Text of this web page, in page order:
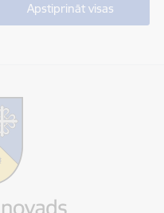
Apstiprināt visas